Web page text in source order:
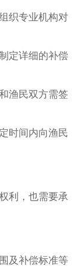
织专业机构对
定详细的补偿
渔民双方需签
时间内向渔民
利，也需要承
及补偿标准等